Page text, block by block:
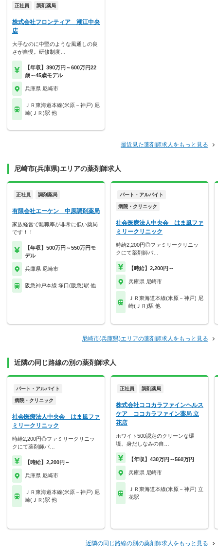
正社員 調剤薬局
株式会社フロンティア 潮江中央
店
大手なのに中堅のような風通しの良
さが自慢。研修制度…
【年収】390万円～600万円22
歳～45歳モデル
兵庫県 尼崎市
ＪＲ東海道本線(米原－神戸) 尼
崎(ＪＲ)駅 他
最近見た薬剤師求人をもっと見る
尼崎市(兵庫県)エリアの薬剤師求人
正社員 調剤薬局
有限会社エーケン 中原調剤薬局
家族経営で離職率が非常に低い薬局
です！！
【年収】500万円～550万円モ
デル
兵庫県 尼崎市
阪急神戸本線 塚口(阪急)駅 他
パート・アルバイト
病院・クリニック
社会医療法人中央会 はま風ファ
ミリークリニック
時給2,200円◎ファミリークリニッ
クにて薬剤師パ…
【時給】2,200円～
兵庫県 尼崎市
ＪＲ東海道本線(米原－神戸) 尼
崎(ＪＲ)駅 他
尼崎市(兵庫県)エリアの薬剤師求人をもっと見る
近隣の同じ路線の別の薬剤師求人
パート・アルバイト
病院・クリニック
社会医療法人中央会 はま風ファ
ミリークリニック
時給2,200円◎ファミリークリニッ
クにて薬剤師パ…
【時給】2,200円～
兵庫県 尼崎市
ＪＲ東海道本線(米原－神戸) 尼
崎(ＪＲ)駅 他
正社員 調剤薬局
株式会社ココカラファインヘルス
ケア ココカラファイン薬局 立
花店
ホワイト500認定のクリーンな環
境。身だしなみの自…
【年収】430万円～560万円
兵庫県 尼崎市
ＪＲ東海道本線(米原－神戸) 立
花駅
近隣の同じ路線の別の薬剤師求人をもっと見る